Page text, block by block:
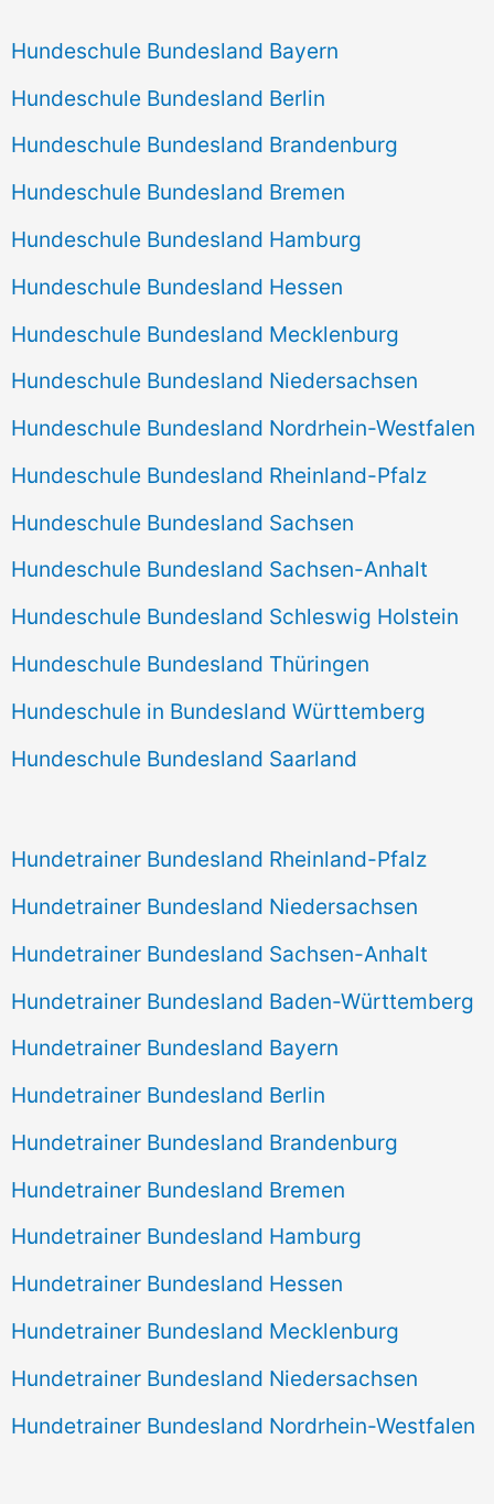
Hundeschule Bundesland Bayern
Hundeschule Bundesland Berlin
Hundeschule Bundesland Brandenburg
Hundeschule Bundesland Bremen
Hundeschule Bundesland Hamburg
Hundeschule Bundesland Hessen
Hundeschule Bundesland Mecklenburg
Hundeschule Bundesland Niedersachsen
Hundeschule Bundesland Nordrhein-Westfalen
Hundeschule Bundesland Rheinland-Pfalz
Hundeschule Bundesland Sachsen
Hundeschule Bundesland Sachsen-Anhalt
Hundeschule Bundesland Schleswig Holstein
Hundeschule Bundesland Thüringen
Hundeschule in Bundesland Württemberg
Hundeschule Bundesland Saarland
Hundetrainer Bundesland Rheinland-Pfalz
Hundetrainer Bundesland Niedersachsen
Hundetrainer Bundesland Sachsen-Anhalt
Hundetrainer Bundesland Baden-Württemberg
Hundetrainer Bundesland Bayern
Hundetrainer Bundesland Berlin
Hundetrainer Bundesland Brandenburg
Hundetrainer Bundesland Bremen
Hundetrainer Bundesland Hamburg
Hundetrainer Bundesland Hessen
Hundetrainer Bundesland Mecklenburg
Hundetrainer Bundesland Niedersachsen
Hundetrainer Bundesland Nordrhein-Westfalen